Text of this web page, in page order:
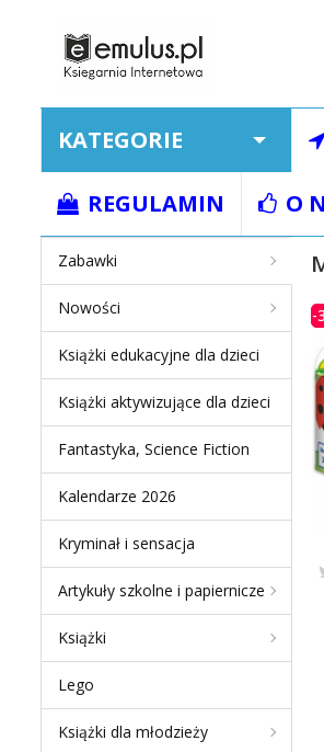
KATEGORIE
Zabawki
Nowości
Książki edukacyjne dla dzieci
Książki aktywizujące dla dzieci
Fantastyka, Science Fiction
Kalendarze 2026
Kryminał i sensacja
Artykuły szkolne i papiernicze
Książki
Lego
Książki dla młodzieży
REGULAMIN O
NEW PRODUCTS
CZTERNAŚCIE WIEKÓW
WOJNY MIĘDZY ISLAMEM
A...
-